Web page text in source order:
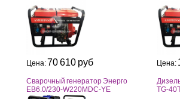
Цена:70 610 руб Цена:
Сварочный генератор Энерго
EB6.0/230-W220MDC-YE
TG-